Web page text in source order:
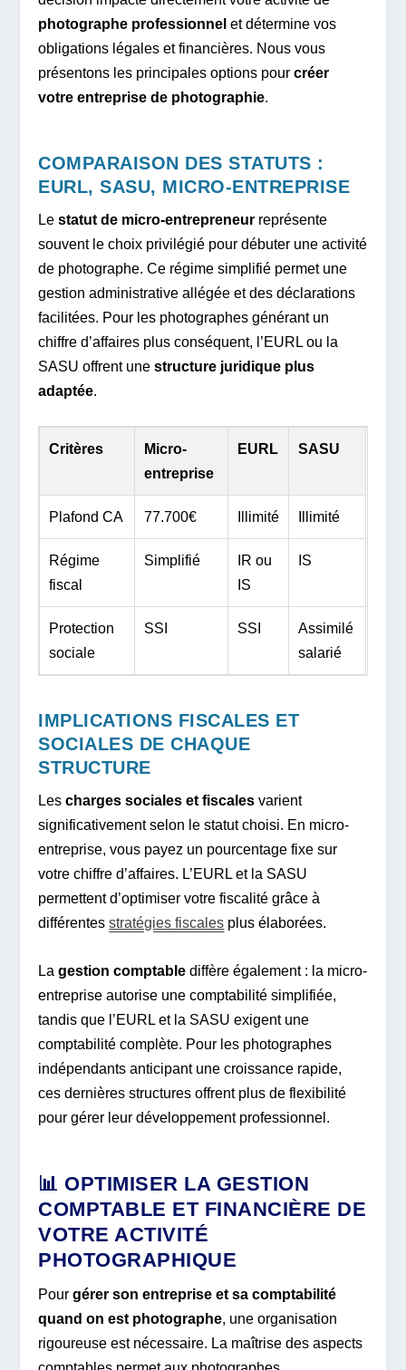
photographe professionnel et détermine vos
obligations légales et financières. Nous vous
présentons les principales options pourcréer
votre entreprise de photographie.
COMPARAISON DES STATUTS :
EURL, SASU, MICRO-ENTREPRISE
Lestatut de micro-entrepreneur représente
souvent le choix privilégié pour débuter une activité
de photographe. Ce régime simplifié permet une
gestion administrative allégée et des déclarations
facilitées. Pour les photographes générant un
chiffre d’affaires plus conséquent, l’EURL ou la
SASU offrent unestructure juridique plus
adaptée.
Critères
Micro-
entreprise
EURL SASU
Plafond CA 77.700€ Illimité Illimité
Régime
fiscal
Simplifié
IR ou
IS
IS
Protection
sociale
SSI SSI
Assimilé
salarié
IMPLICATIONS FISCALES ET
SOCIALES DE CHAQUE
STRUCTURE
Lescharges sociales et fiscales varient
significativement selon le statut choisi. En micro-
entreprise, vous payez un pourcentage fixe sur
votre chiffre d’affaires. L’EURL et la SASU
permettent d’optimiser votre fiscalité grâce à
différentesstratégies fiscales plus élaborées.
Lagestion comptable diffère également : la micro-
entreprise autorise une comptabilité simplifiée,
tandis que l’EURL et la SASU exigent une
comptabilité complète. Pour les photographes
indépendants anticipant une croissance rapide,
ces dernières structures offrent plus de flexibilité
pour gérer leur développement professionnel.
📊 OPTIMISER LA GESTION
COMPTABLE ET FINANCIÈRE DE
VOTRE ACTIVITÉ
PHOTOGRAPHIQUE
Pourgérer son entreprise et sa comptabilité
quand on est photographe, une organisation
rigoureuse est nécessaire. La maîtrise des aspects